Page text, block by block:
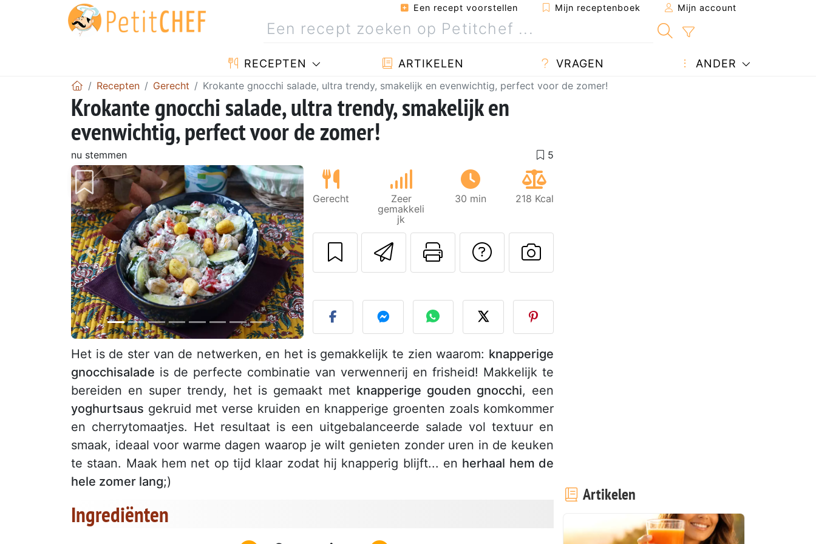
Een recept voorstellen Mijn receptenboek Mijn account
RECEPTEN ARTIKELEN VRAGEN ANDER
Recepten Gerecht Krokante gnocchi salade, ultra trendy, smakelijk en evenwichtig, perfect voor de zomer!
Krokante gnocchi salade, ultra trendy, smakelijk en
evenwichtig, perfect voor de zomer!
nu stemmen
Vorig Volgende
Gerecht
Zeer
gemakkeli
jk
30 min 218 Kcal
Stuur dit recept naar een vriend
Print deze pagina
Stel een vraag auteur
Plaats je foto van dit recept
Het is de ster van de netwerken, en het is gemakkelijk te zien waarom: knapperige
gnocchisalade is de perfecte combinatie van verwennerij en frisheid! Makkelijk te
bereiden en super trendy, het is gemaakt met knapperige gouden gnocchi, een
yoghurtsaus gekruid met verse kruiden en knapperige groenten zoals komkommer
en cherrytomaatjes. Het resultaat is een uitgebalanceerde salade vol textuur en
smaak, ideaal voor warme dagen waarop je wilt genieten zonder uren in de keuken
te staan. Maak hem net op tijd klaar zodat hij knapperig blijft... en herhaal hem de
hele zomer lang;)
Ingrediënten
Artikelen